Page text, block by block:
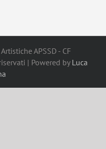
APSSD - CF
| Powered by Luca